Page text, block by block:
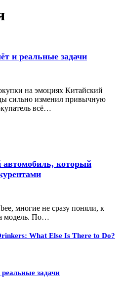
и реальные задачи
на эмоциях Китайский
сильно изменил привычную
всё…
автомобиль, который
многие не сразу поняли, к
модель. По…
What Else Is There to Do?
задачи